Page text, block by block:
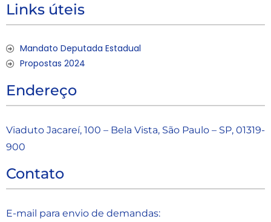
Links úteis
Mandato Deputada Estadual
Propostas 2024
Endereço
Viaduto Jacareí, 100 – Bela Vista, São Paulo – SP, 01319-
900
Contato
E-mail para envio de demandas: